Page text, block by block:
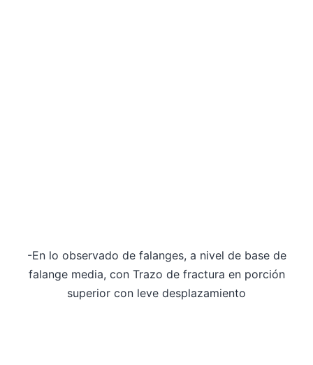
-En lo observado de falanges, a nivel de base de
falange media, con Trazo de fractura en porción
superior con leve desplazamiento